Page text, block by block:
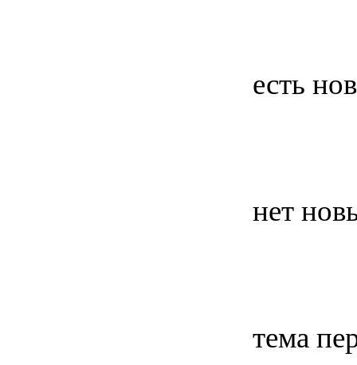
есть
нет
тема